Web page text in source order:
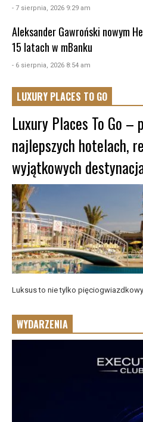
- 7 sierpnia, 2026 9:29 am
Aleksander Gawroński nowym
15 latach w mBanku
- 6 sierpnia, 2026 8:54 am
LUXURY PLACES TO GO
Luxury Places To Go –
najlepszych hotelach,
wyjątkowych
Luksus to nie tylko pięciogwiazdkowy
WYDARZENIA